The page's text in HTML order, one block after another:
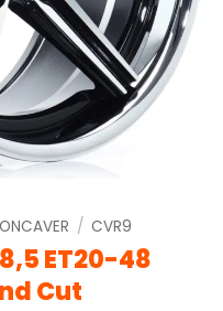
/ CVR9
ET20-48
Cut